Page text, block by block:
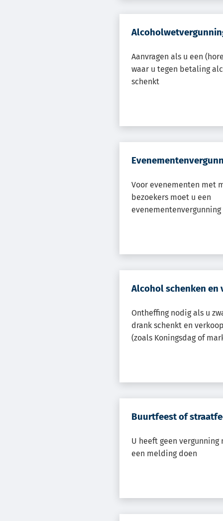
Aanvragen als u een
waar u tegen betaling
schenkt
Voor evenementen met
bezoekers moet u een
evenementenvergunning
Alcohol schenken en
Ontheffing nodig als u
drank schenkt en
(zoals Koningsdag of
Buurtfeest of
U heeft geen
een melding doen